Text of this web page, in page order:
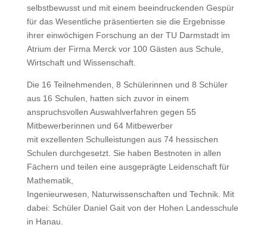
selbstbewusst und mit einem beeindruckenden Gespür
für das Wesentliche präsentierten sie die Ergebnisse
ihrer einwöchigen Forschung an der TU Darmstadt im
Atrium der Firma Merck vor 100 Gästen aus Schule,
Wirtschaft und Wissenschaft.
Die 16 Teilnehmenden, 8 Schülerinnen und 8 Schüler
aus 16 Schulen, hatten sich zuvor in einem
anspruchsvollen Auswahlverfahren gegen 55
Mitbewerberinnen und 64 Mitbewerber
mit exzellenten Schulleistungen aus 74 hessischen
Schulen durchgesetzt. Sie haben Bestnoten in allen
Fächern und teilen eine ausgeprägte Leidenschaft für
Mathematik,
Ingenieurwesen, Naturwissenschaften und Technik. Mit
dabei: Schüler Daniel Gait von der Hohen Landesschule
in Hanau.